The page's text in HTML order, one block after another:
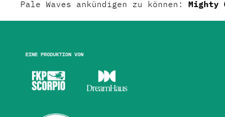
Pale Waves ankündigen zu können: Mighty
Eine Produktion von